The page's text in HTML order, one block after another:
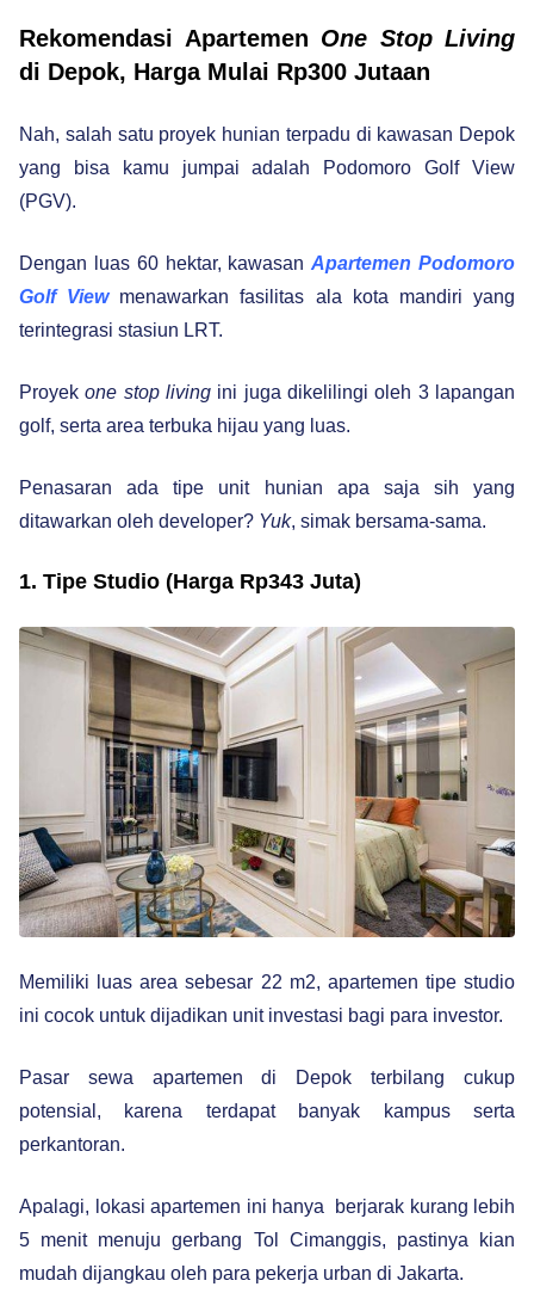
Rekomendasi Apartemen One Stop Living
di Depok, Harga Mulai Rp300 Jutaan
Nah, salah satu proyek hunian terpadu di kawasan Depok
yang bisa kamu jumpai adalah Podomoro Golf View
(PGV).
Dengan luas 60 hektar, kawasanApartemen Podomoro
Golf Viewmenawarkan fasilitas ala kota mandiri yang
terintegrasi stasiun LRT.
Proyekone stop living ini juga dikelilingi oleh 3 lapangan
golf, serta area terbuka hijau yang luas.
Penasaran ada tipe unit hunian apa saja sih yang
ditawarkan oleh developer? Yuk, simak bersama-sama.
1. Tipe Studio (Harga Rp343 Juta)
Memiliki luas area sebesar 22 m2, apartemen tipe studio
ini cocok untuk dijadikan unit investasi bagi para investor.
Pasar sewa apartemen di Depok terbilang cukup
potensial, karena terdapat banyak kampus serta
perkantoran.
Apalagi, lokasi apartemen ini hanya berjarak kurang lebih
5 menit menuju gerbang Tol Cimanggis, pastinya kian
mudah dijangkau oleh para pekerja urban di Jakarta.